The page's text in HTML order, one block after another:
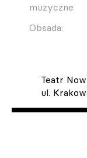
muzyczne
Obsada:
Teatr
ul.